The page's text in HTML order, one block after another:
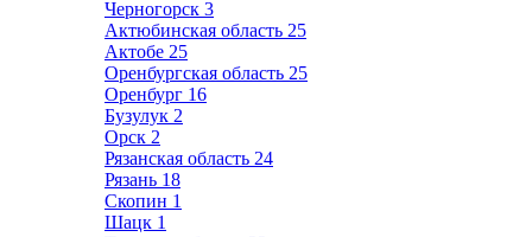
Черногорск 3
Актюбинская область 25
Актобе 25
Оренбургская область 25
Оренбург 16
Бузулук 2
Орск 2
Рязанская область 24
Рязань 18
Скопин 1
Шацк 1